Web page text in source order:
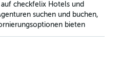
checkfelix Hotels und
suchen und buchen,
bieten